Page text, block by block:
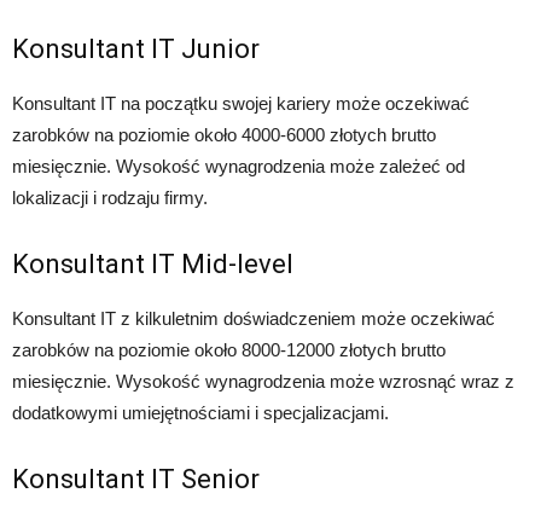
Konsultant IT Junior
Konsultant IT na początku swojej kariery może oczekiwać
zarobków na poziomie około 4000-6000 złotych brutto
miesięcznie. Wysokość wynagrodzenia może zależeć od
lokalizacji i rodzaju firmy.
Konsultant IT Mid-level
Konsultant IT z kilkuletnim doświadczeniem może oczekiwać
zarobków na poziomie około 8000-12000 złotych brutto
miesięcznie. Wysokość wynagrodzenia może wzrosnąć wraz z
dodatkowymi umiejętnościami i specjalizacjami.
Konsultant IT Senior